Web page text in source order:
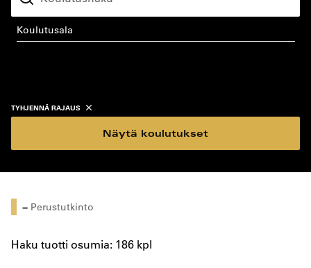
koulutusala
TYHJENNÄ RAJAUS
Näytä koulutukset
= Perustutkinto
Haku tuotti osumia: 186 kpl